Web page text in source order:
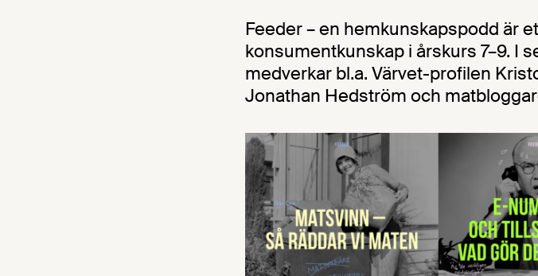
Feeder – en hemkunskapspodd är
konsumentkunskap i årskurs 7–9. I
medverkar bl.a. Värvet-profilen
Jonathan Hedström och